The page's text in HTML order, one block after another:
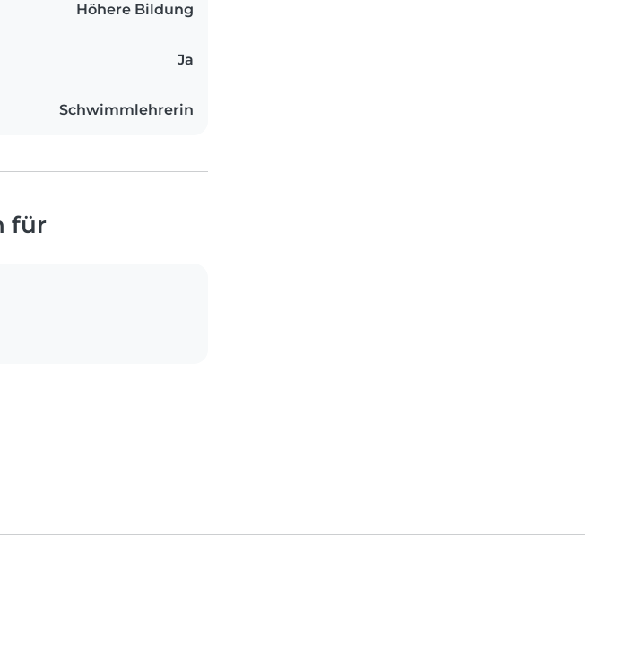
Höhere Bildung
Ja
Schwimmlehrerin
für